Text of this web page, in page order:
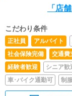
「店
こだわり条件
正社員 アルバイト
社会保険完備
交通費
経験者歓迎
シニア歓
車･バイク通勤可
制